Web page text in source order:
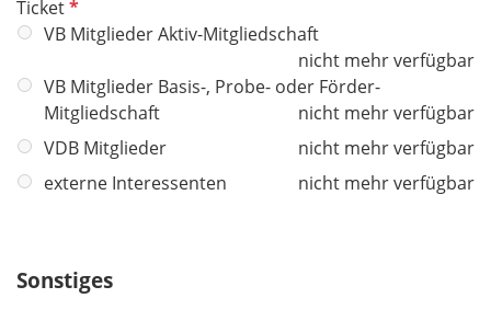
TicketP
f
i
c
h
f
d
VB Mitglieder Aktiv-Mitgliedschaft
nicht mehr verfügbar
VB Mitglieder Basis-, Probe- oder Förder-
Mitgliedschaft
nicht mehr verfügbar
VDB Mitglieder
nicht mehr verfügbar
externe Interessenten
nicht mehr verfügbar
Sonstiges